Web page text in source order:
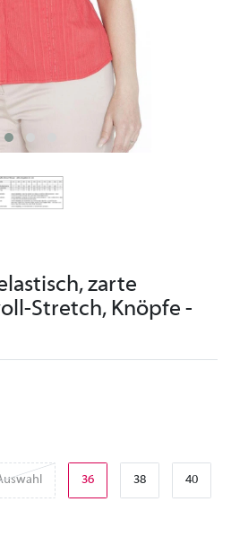
zarte
Stretch, Knöpfe -
36 38 40